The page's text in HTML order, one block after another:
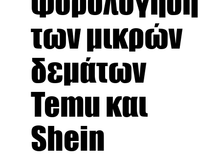
των μικρών
δεμάτων
Temu και
Shein